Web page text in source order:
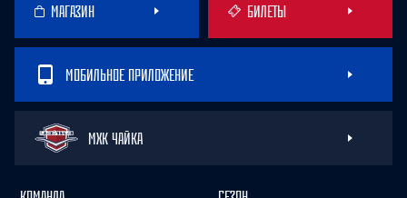
МАГАЗИН БИЛЕТЫ
МОБИЛЬНОЕ ПРИЛОЖЕНИЕ
МХК ЧАЙКА